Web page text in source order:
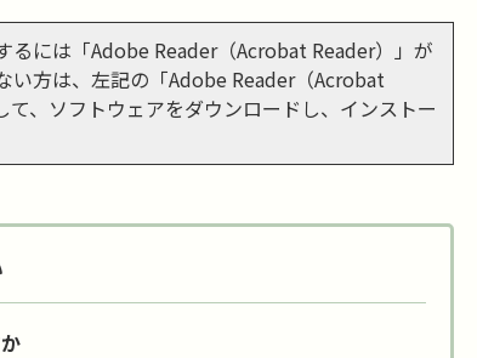
るには「Adobe Reader（Acrobat Reader）」が
い方は、左記の「Adobe Reader（Acrobat
、ソフトウェアをダウンロードし、インストー